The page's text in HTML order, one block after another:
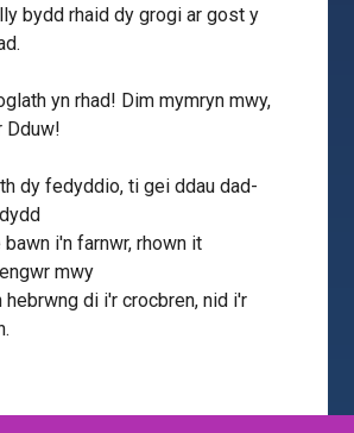
bydd rhaid dy grogi ar gost y
yn rhad! Dim mymryn mwy,
Dduw!
dy fedyddio, ti gei ddau dad-
bawn i'n farnwr, rhown it
mwy
hebrwng di i'r crocbren, nid i'r